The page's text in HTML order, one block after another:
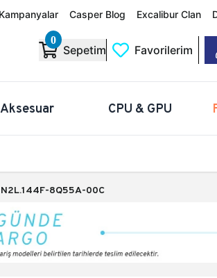
Kampanyalar Casper Blog Excalibur Clan
0
Sepetim Favorilerim
Aksesuar CPU & GPU
N2L.144F-8Q55A-00C